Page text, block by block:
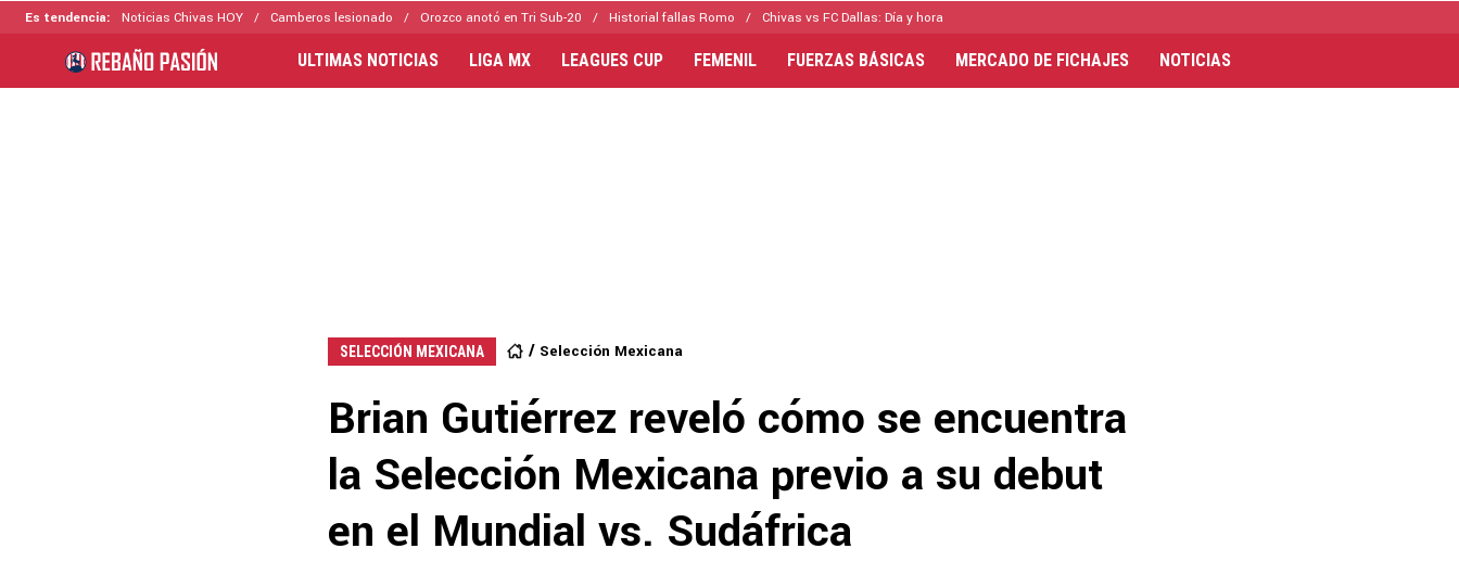
Es tendencia: Noticias Chivas HOY Camberos lesionado Orozco anotó en Tri Sub-20 Historial fallas Romo Chivas vs FC Dallas: Día y hora
ULTIMAS NOTICIAS LIGA MX LEAGUES CUP FEMENIL FUERZAS BÁSICAS MERCADO DE FICHAJES NOTICIAS
SELECCIÓN MEXICANA Selección Mexicana
Brian Gutiérrez reveló cómo se encuentra
la Selección Mexicana previo a su debut
en el Mundial vs. Sudáfrica